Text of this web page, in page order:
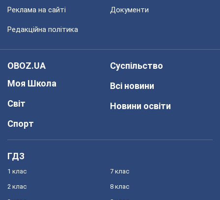
Реклама на сайті Документи
Редакційна політика
OBOZ.UA
Моя Школа
Світ
Спорт
Суспільство
Всі новини
Новини освіти
ГДЗ
1 клас
2 клас
7 клас
8 клас